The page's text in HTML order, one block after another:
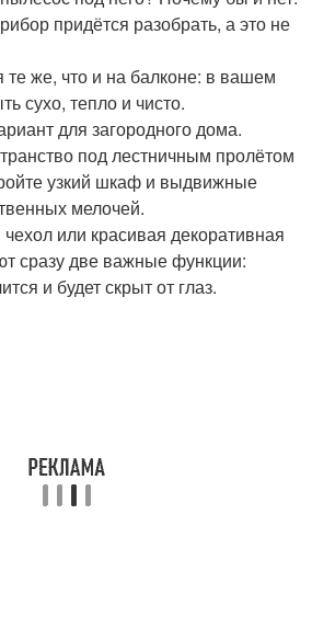
придётся разобрать, а это не
те же, что и на балконе: в вашем
сухо, тепло и чисто.
для загородного дома.
под лестничным пролётом
узкий шкаф и выдвижные
мелочей.
или красивая декоративная
сразу две важные функции:
и будет скрыт от глаз.